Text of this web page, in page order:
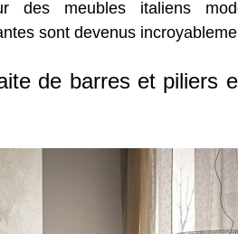
des meubles italiens
sont devenus
de barres et piliers